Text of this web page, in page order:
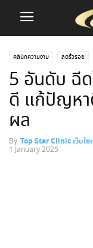
คลินิกความงาม ลดริ้วรอย
5 อันดับ ฉี
ดี แก้ปัญหา
ผล
By Top Star Clinic เว็บไ
1 January 2025